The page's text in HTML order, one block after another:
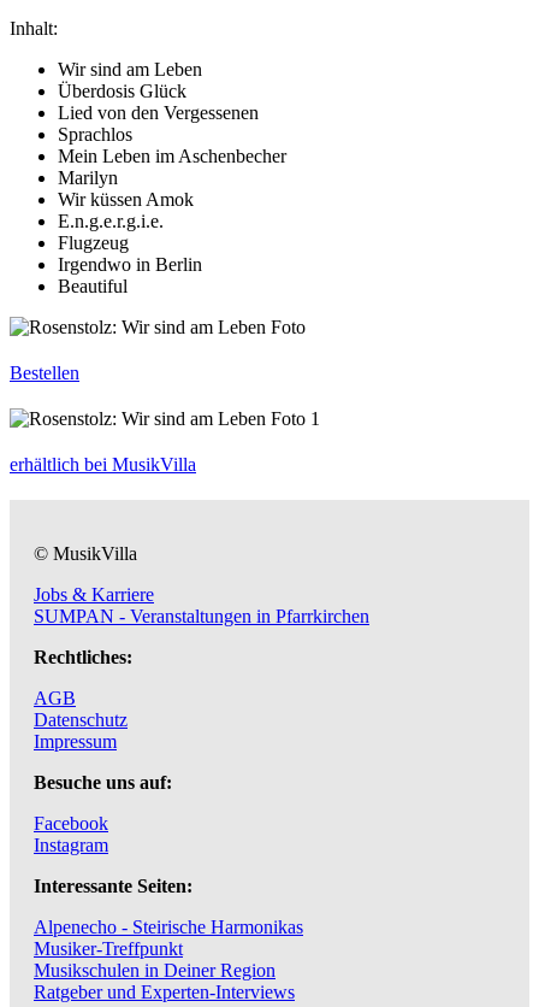
Inhalt:
Wir sind am Leben
Überdosis Glück
Lied von den Vergessenen
Sprachlos
Mein Leben im Aschenbecher
Marilyn
Wir küssen Amok
E.n.g.e.r.g.i.e.
Flugzeug
Irgendwo in Berlin
Beautiful
Bestellen
erhältlich bei MusikVilla
© MusikVilla
Jobs & Karriere
SUMPAN - Veranstaltungen in Pfarrkirchen
Rechtliches:
AGB
Datenschutz
Impressum
Besuche uns auf:
Facebook
Instagram
Interessante Seiten:
Alpenecho - Steirische Harmonikas
Musiker-Treffpunkt
Musikschulen in Deiner Region
Ratgeber und Experten-Interviews